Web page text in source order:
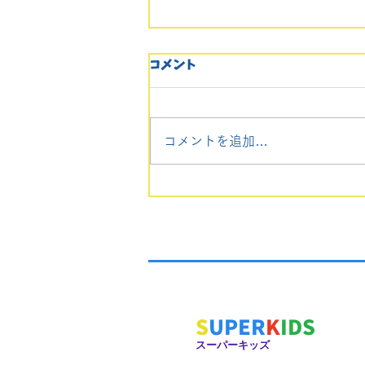
🌟附属幼稚園受験 個別レッ
スン⭐️
ッスン(回数自由)を行います。
ご要望の方は、携帯へのお電
コメント
コメントを追加…
SUPER K IDS
スーパーキッズ